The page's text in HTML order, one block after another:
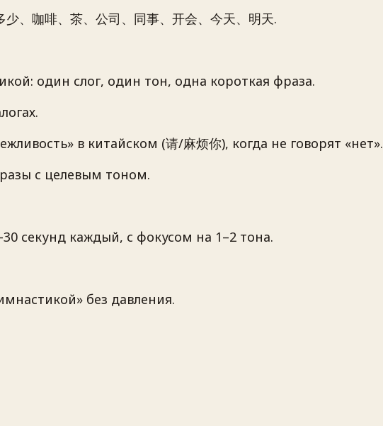
、咖啡、茶、公司、同事、开会、今天、明天.
один слог, один тон, одна короткая фраза.
в китайском (请/麻烦你), когда не говорят «нет».
с целевым тоном.
секунд каждый, с фокусом на 1–2 тона.
без давления.